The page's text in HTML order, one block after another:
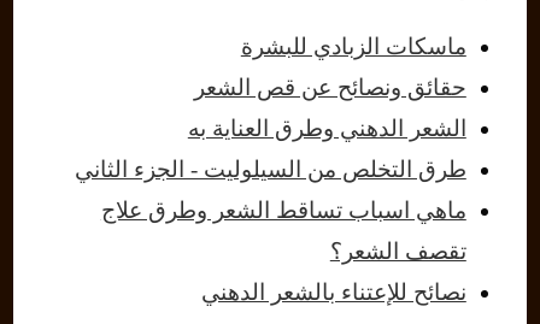
ماسكات الزبادي للبشرة
حقائق ونصائح عن قص الشعر
الشعر الدهني وطرق العناية به
طرق التخلص من السيلوليت - الجزء الثاني
ماهي اسباب تساقط الشعر وطرق علاج
تقصف الشعر؟
نصائح للإعتناء بالشعر الدهني